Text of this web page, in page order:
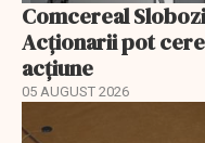
Comcereal
Acționarii pot
acțiune
05 AUGUST 2026